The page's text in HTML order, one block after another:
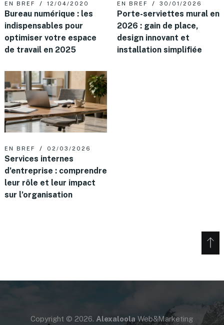
EN BREF 12/04/2020
Bureau numérique : les
indispensables pour
optimiser votre espace
de travail en 2025
EN BREF 30/01/2026
Porte-serviettes mural en
2026 : gain de place,
design innovant et
installation simplifiée
EN BREF 02/03/2026
Services internes
d’entreprise : comprendre
leur rôle et leur impact
sur l’organisation
Copyright © 2026. AlexaloolaWeb&Marketing